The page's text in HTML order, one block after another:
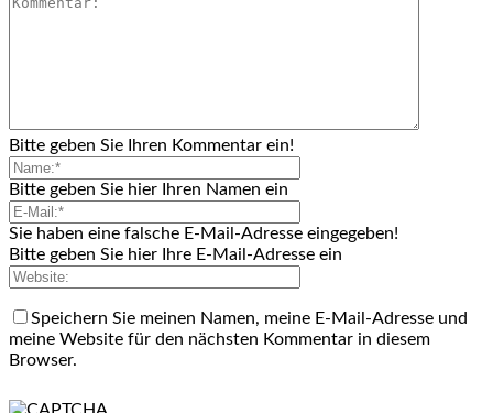
Bitte geben Sie Ihren Kommentar ein!
Bitte geben Sie hier Ihren Namen ein
Sie haben eine falsche E-Mail-Adresse eingegeben!
Bitte geben Sie hier Ihre E-Mail-Adresse ein
Speichern Sie meinen Namen, meine E-Mail-Adresse und
meine Website für den nächsten Kommentar in diesem
Browser.